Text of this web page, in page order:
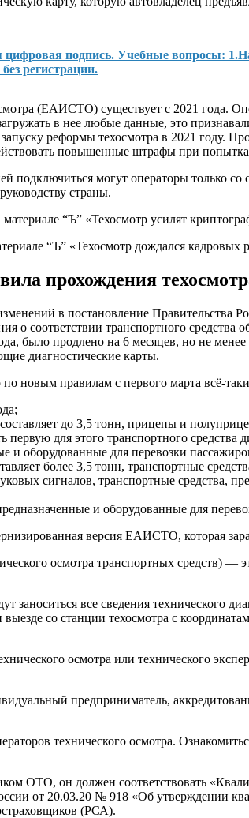
подпись. Учебные вопросы:
регистрации.
(ЕАИСТО) существует с 2021 года.
в нее любые данные, это
запуску реформы техосмотра в 2021 году.
повышенные штрафы при
могут операторы только со
страны.
“Ъ” «Техосмотр усилят
“Ъ” «Техосмотр дождался кадровых
прохождения
в постановление Правительства
соответствии транспортного средства
было продлено на 6 месяцев, но не
диагностические карты.
новым правилам с первого марта всё-
до 3,5 тонн, прицепы и
для этого транспортного средства
и оборудованные для перевозки
более 3,5 тонн, транспортные
сигналов, транспортные средства,
и оборудованные для
версия ЕАИСТО, которая
осмотра транспортных средств) —
все сведения технического
со станции техосмотра с
осмотра или технического
предприниматель,
технического осмотра.
ОТО, он должен соответствовать
от 20.03.20 № 918 «Об утверждении
(РСА).